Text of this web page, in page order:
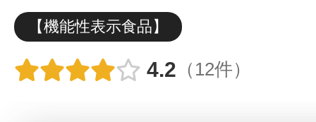
アテニア
ブランドサイ
【機能性表示食品】
4.2 （12件）